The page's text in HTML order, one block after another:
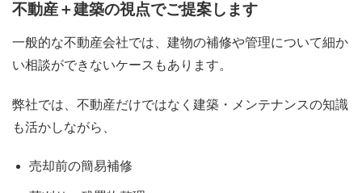
不動産＋建築の視点でご提案します
一般的な不動産会社では、建物の補修や管理について細か
い相談ができないケースもあります。
弊社では、不動産だけではなく建築・メンテナンスの知識
も活かしながら、
売却前の簡易補修